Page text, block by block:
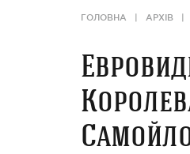
ГОЛОВНА АРХІВ